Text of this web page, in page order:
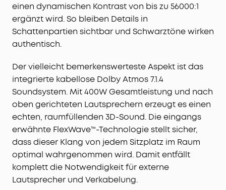
Sofort startklar, ganz automatisch:Autofokus,
Trapezkorrektur, Bildanpassung,
Hinderniserkennung, Zoom, 25°-Micro-Gimbal
sowie Wand- und Umgebungsfarbanpassung
einen dynamischen Kontrast von bis zu 56000:1
ergänzt wird. So bleiben Details in
Schattenpartien sichtbar und Schwarztöne wirken
authentisch.
Der vielleicht bemerkenswerteste Aspekt ist das
integrierte kabellose Dolby Atmos 7.1.4
Soundsystem. Mit 400W Gesamtleistung und nach
oben gerichteten Lautsprechern erzeugt es einen
echten, raumfüllenden 3D-Sound. Die eingangs
erwähnte FlexWave™-Technologie stellt sicher,
dass dieser Klang von jedem Sitzplatz im Raum
optimal wahrgenommen wird. Damit entfällt
komplett die Notwendigkeit für externe
Lautsprecher und Verkabelung.